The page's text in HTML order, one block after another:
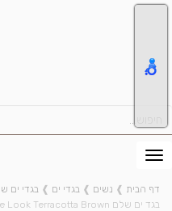
דף הבית ❱ נשים ❱ בגדי ים ❱ בגדי ים
בגד ים שלם DELI - Suede Look Terracotta Brown